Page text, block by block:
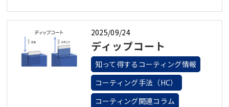
2025/09/24
ディップコート
知って得するコーティング情報
コーティング手法（HC）
コーティング関連コラム